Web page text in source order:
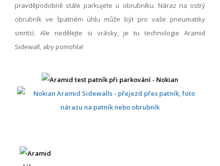
pravděpodobně stále parkujete u obrubníku. Náraz na ostrý
obrubník ve špatném úhlu může být pro vaše pneumatiky
smrtící. Ale nedělejte si vrásky, je tu technologie Aramid
Sidewall, aby pomohla!